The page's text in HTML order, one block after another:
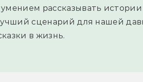
рассказывать
сценарий для нашей
в жизнь.